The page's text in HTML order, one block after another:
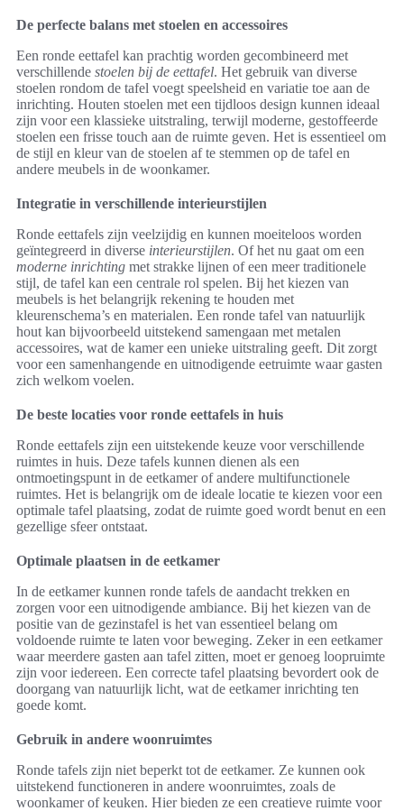
De perfecte balans met stoelen en accessoires
Een ronde eettafel kan prachtig worden gecombineerd met
verschillende stoelen bij de eettafel. Het gebruik van diverse
stoelen rondom de tafel voegt speelsheid en variatie toe aan de
inrichting. Houten stoelen met een tijdloos design kunnen ideaal
zijn voor een klassieke uitstraling, terwijl moderne, gestoffeerde
stoelen een frisse touch aan de ruimte geven. Het is essentieel om
de stijl en kleur van de stoelen af te stemmen op de tafel en
andere meubels in de woonkamer.
Integratie in verschillende interieurstijlen
Ronde eettafels zijn veelzijdig en kunnen moeiteloos worden
geïntegreerd in diverse interieurstijlen. Of het nu gaat om een
moderne inrichting met strakke lijnen of een meer traditionele
stijl, de tafel kan een centrale rol spelen. Bij het kiezen van
meubels is het belangrijk rekening te houden met
kleurenschema’s en materialen. Een ronde tafel van natuurlijk
hout kan bijvoorbeeld uitstekend samengaan met metalen
accessoires, wat de kamer een unieke uitstraling geeft. Dit zorgt
voor een samenhangende en uitnodigende eetruimte waar gasten
zich welkom voelen.
De beste locaties voor ronde eettafels in huis
Ronde eettafels zijn een uitstekende keuze voor verschillende
ruimtes in huis. Deze tafels kunnen dienen als een
ontmoetingspunt in de eetkamer of andere multifunctionele
ruimtes. Het is belangrijk om de ideale locatie te kiezen voor een
optimale tafel plaatsing, zodat de ruimte goed wordt benut en een
gezellige sfeer ontstaat.
Optimale plaatsen in de eetkamer
In de eetkamer kunnen ronde tafels de aandacht trekken en
zorgen voor een uitnodigende ambiance. Bij het kiezen van de
positie van de gezinstafel is het van essentieel belang om
voldoende ruimte te laten voor beweging. Zeker in een eetkamer
waar meerdere gasten aan tafel zitten, moet er genoeg loopruimte
zijn voor iedereen. Een correcte tafel plaatsing bevordert ook de
doorgang van natuurlijk licht, wat de eetkamer inrichting ten
goede komt.
Gebruik in andere woonruimtes
Ronde tafels zijn niet beperkt tot de eetkamer. Ze kunnen ook
uitstekend functioneren in andere woonruimtes, zoals de
woonkamer of keuken. Hier bieden ze een creatieve ruimte voor